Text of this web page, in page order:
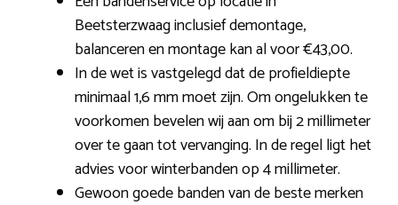
Beetsterzwaag inclusief demontage,
balanceren en montage kan al voor €43,00.
In de wet is vastgelegd dat de profieldiepte
minimaal 1,6 mm moet zijn. Om ongelukken te
voorkomen bevelen wij aan om bij 2 millimeter
over te gaan tot vervanging. In de regel ligt het
advies voor winterbanden op 4 millimeter.
Gewoon goede banden van de beste merken